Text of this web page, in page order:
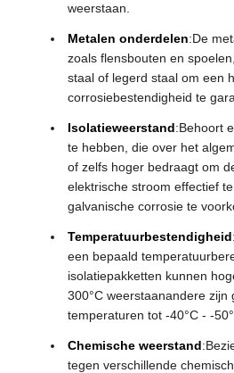
weerstaan.
Metalen onderdelen:De
zoals flensbouten en
staal of legerd staal om een
corrosiebestendigheid te
Isolatieweerstand:Behoort
te hebben, die over het
of zelfs hoger bedraagt om
elektrische stroom effectief
galvanische corrosie te
Temperatuurbestendigheid
een bepaald
isolatiepakketten kunnen
300°C weerstaanandere zijn
temperaturen tot -40°C - -
Chemische weerstand
tegen verschillende